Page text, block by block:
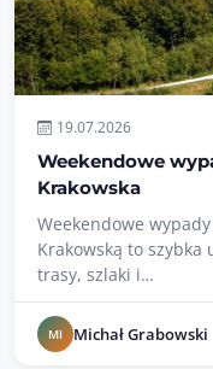
19.07.2026
Weekendowe
Krakowska
Weekendowe
Krakowską to szybka
trasy, szlaki i…
MI Michał Grabowski